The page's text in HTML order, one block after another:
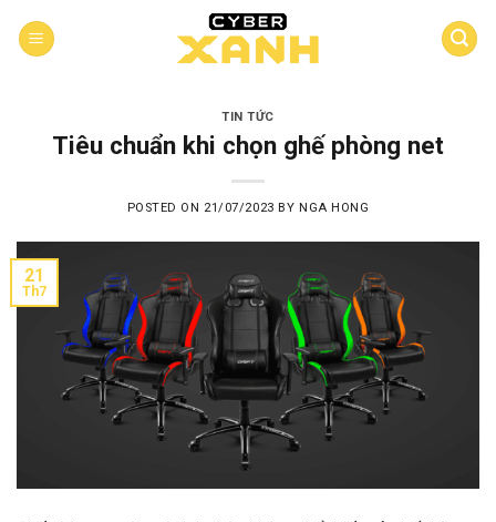
TIN TỨC
Tiêu chuẩn khi chọn ghế phòng net
POSTED ON 21/07/2023 BY NGA HONG
21
Th7